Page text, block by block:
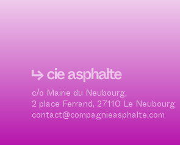
c/o Mairie du Neubourg,
2 place Ferrand, 27110 Le Neubourg
contact@compagnieasphalte.com